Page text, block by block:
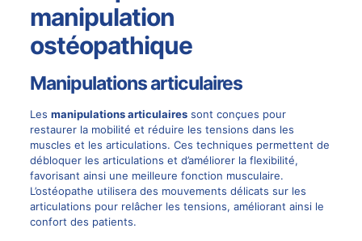
manipulation
ostéopathique
Manipulations articulaires
Les manipulations articulairessont conçues pour
restaurer la mobilité et réduire les tensions dans les
muscles et les articulations. Ces techniques permettent de
débloquer les articulations et d’améliorer la flexibilité,
favorisant ainsi une meilleure fonction musculaire.
L’ostéopathe utilisera des mouvements délicats sur les
articulations pour relâcher les tensions, améliorant ainsi le
confort des patients.